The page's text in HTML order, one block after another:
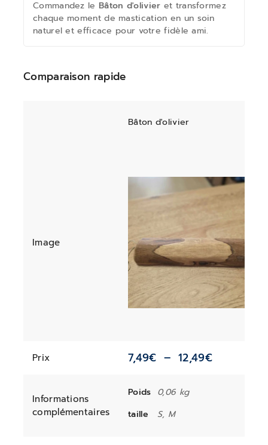
Commandez le Bâton d'olivier et transformez
chaque moment de mastication en un soin
naturel et efficace pour votre fidèle ami.
Comparaison rapide
Bâton d'olivier
Image
Prix 7,49€ – 12,49€
Informations
complémentaires
Poids 0,06 kg
taille
S, M